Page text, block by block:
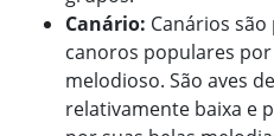
Canário: Canários
canoros populares
melodioso. São aves
relativamente baixa e